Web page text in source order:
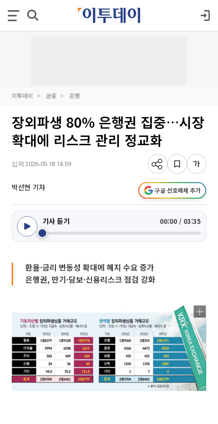
이투데이 금융 은행
장외파생 80% 은행권 집중…시장
확대에 리스크 관리 정교화
입력 2026-05-18 14:59
박선현 기자 구글 선호매체 추가
기사 듣기 00:00 / 03:35
환율·금리 변동성 확대에 헤지 수요 증가
은행권, 만기·담보·신용리스크 점검 강화